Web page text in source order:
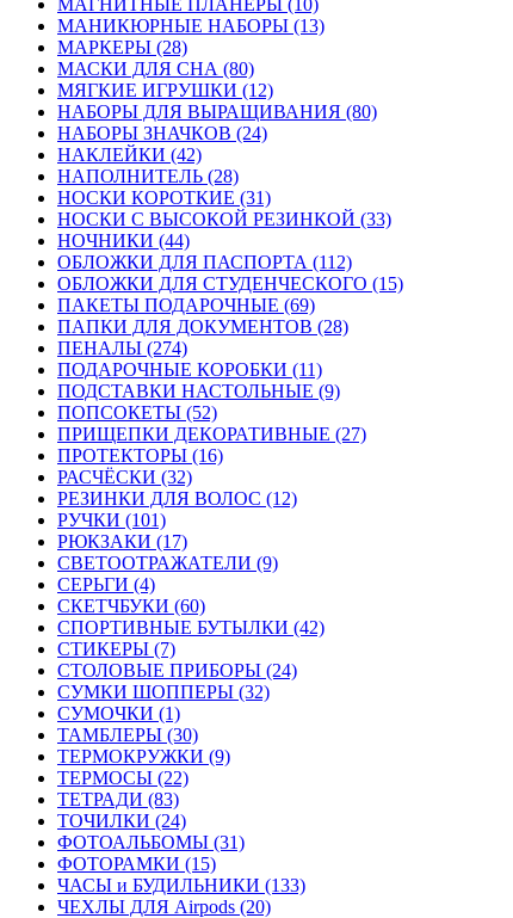
МАНИКЮРНЫЕ НАБОРЫ (13)
МАРКЕРЫ (28)
МАСКИ ДЛЯ СНА (80)
МЯГКИЕ ИГРУШКИ (12)
НАБОРЫ ДЛЯ ВЫРАЩИВАНИЯ (80)
НАБОРЫ ЗНАЧКОВ (24)
НАКЛЕЙКИ (42)
НАПОЛНИТЕЛЬ (28)
НОСКИ КОРОТКИЕ (31)
НОСКИ С ВЫСОКОЙ РЕЗИНКОЙ (33)
НОЧНИКИ (44)
ОБЛОЖКИ ДЛЯ ПАСПОРТА (112)
ОБЛОЖКИ ДЛЯ СТУДЕНЧЕСКОГО (15)
ПАКЕТЫ ПОДАРОЧНЫЕ (69)
ПАПКИ ДЛЯ ДОКУМЕНТОВ (28)
ПЕНАЛЫ (274)
ПОДАРОЧНЫЕ КОРОБКИ (11)
ПОДСТАВКИ НАСТОЛЬНЫЕ (9)
ПОПСОКЕТЫ (52)
ПРИЩЕПКИ ДЕКОРАТИВНЫЕ (27)
ПРОТЕКТОРЫ (16)
РАСЧЁСКИ (32)
РЕЗИНКИ ДЛЯ ВОЛОС (12)
РУЧКИ (101)
РЮКЗАКИ (17)
СВЕТООТРАЖАТЕЛИ (9)
СЕРЬГИ (4)
СКЕТЧБУКИ (60)
СПОРТИВНЫЕ БУТЫЛКИ (42)
СТИКЕРЫ (7)
СТОЛОВЫЕ ПРИБОРЫ (24)
СУМКИ ШОППЕРЫ (32)
СУМОЧКИ (1)
ТАМБЛЕРЫ (30)
ТЕРМОКРУЖКИ (9)
ТЕРМОСЫ (22)
ТЕТРАДИ (83)
ТОЧИЛКИ (24)
ФОТОАЛЬБОМЫ (31)
ФОТОРАМКИ (15)
ЧАСЫ и БУДИЛЬНИКИ (133)
ЧЕХЛЫ ДЛЯ Airpods (20)